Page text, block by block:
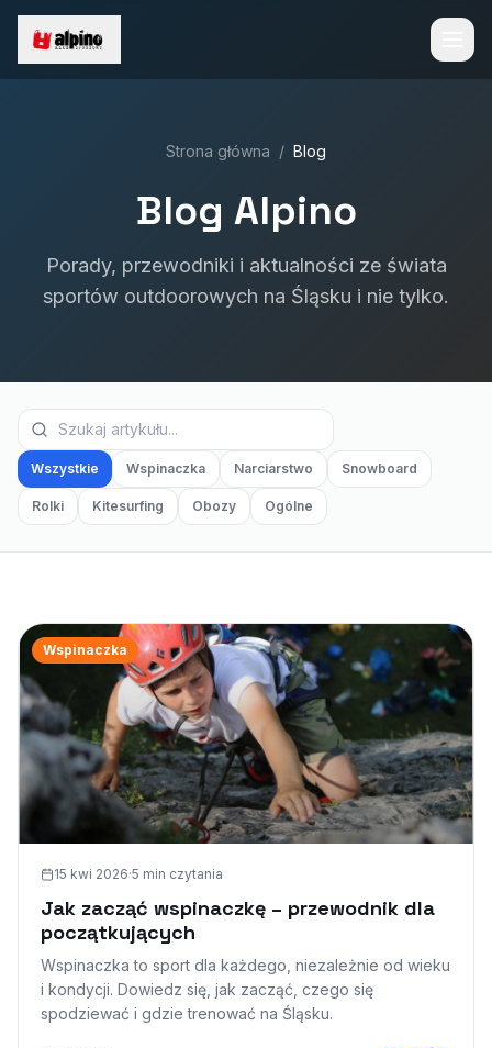
Strona główna / Blog
Blog Alpino
Porady, przewodniki i aktualności ze świata
sportów outdoorowych na Śląsku i nie tylko.
Wszystkie Wspinaczka Narciarstwo Snowboard
Rolki Kitesurfing Obozy Ogólne
Wspinaczka
15 kwi 2026·5 min czytania
Jak zacząć wspinaczkę – przewodnik dla
początkujących
Wspinaczka to sport dla każdego, niezależnie od wieku
i kondycji. Dowiedz się, jak zacząć, czego się
spodziewać i gdzie trenować na Śląsku.